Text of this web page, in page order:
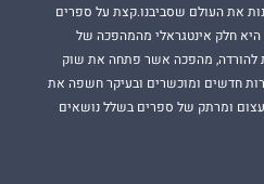
את העולם שסביבנו.קצת על ספרים
היא חלק אינטגראלי מהמהפכה של
להורדה, מהפכה אשר פתחה את שוק
חדשים ומוכשרים ובעיקר חשפה את
ומרתק של ספרים בשלל נושאים